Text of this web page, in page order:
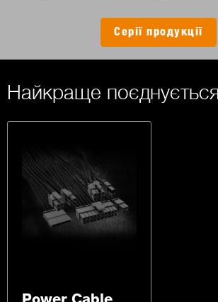
Серії продукції
Найкраще